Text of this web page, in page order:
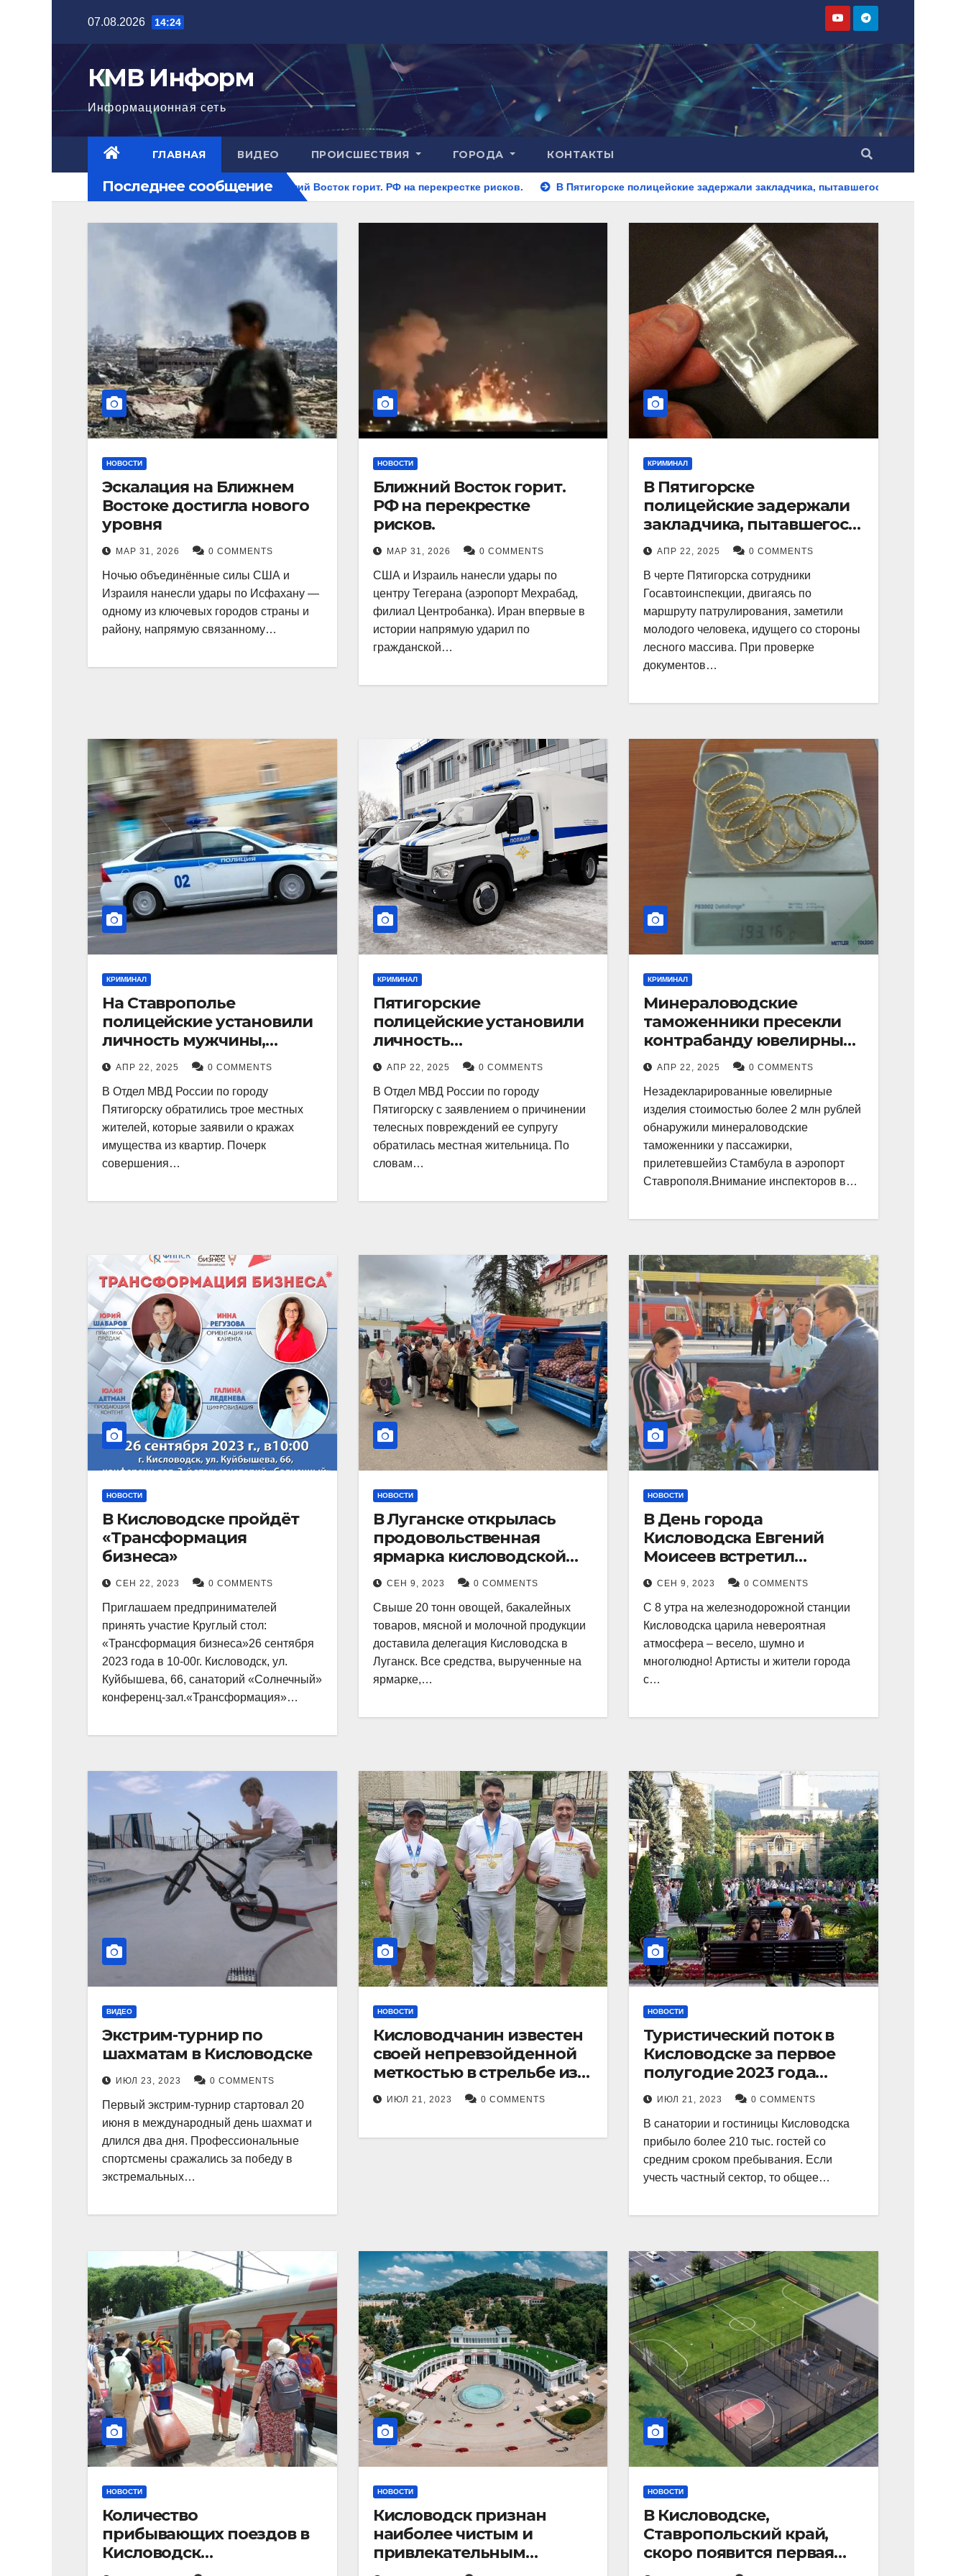
содержимому
07.08.2026 14:24
КМВ Информ
Информационная сеть
ГЛАВНАЯ ВИДЕО ПРОИСШЕСТВИЯ ГОРОДА КОНТАКТЫ
Последнее сообщение
нового уровня Ближний Восток горит. РФ на перекрестке рисков. В Пятигорске полицейские задержали закладчика, пытавшегося сбыть партию синтетического
НОВОСТИ
Эскалация на Ближнем
Востоке достигла нового
уровня
МАР 31, 2026 0 COMMENTS
Ночью объединённые силы США и
Израиля нанесли удары по Исфахану —
одному из ключевых городов страны и
району, напрямую связанному…
НОВОСТИ
Ближний Восток горит.
РФ на перекрестке
рисков.
МАР 31, 2026 0 COMMENTS
США и Израиль нанесли удары по
центру Тегерана (аэропорт Мехрабад,
филиал Центробанка). Иран впервые в
истории напрямую ударил по
гражданской…
КРИМИНАЛ
В Пятигорске
полицейские задержали
закладчика, пытавшегося
сбыть партию
синтетического
наркотика
АПР 22, 2025 0 COMMENTS
В черте Пятигорска сотрудники
Госавтоинспекции, двигаясь по
маршруту патрулирования, заметили
молодого человека, идущего со стороны
лесного массива. При проверке
документов…
КРИМИНАЛ
На Ставрополье
полицейские установили
личность мужчины,
причастного к кражам
имущества из квартир в
Пятигорске
АПР 22, 2025 0 COMMENTS
В Отдел МВД России по городу
Пятигорску обратились трое местных
жителей, которые заявили о кражах
имущества из квартир. Почерк
совершения…
КРИМИНАЛ
Пятигорские
полицейские установили
личность
злоумышленника,
причинившего телесные
повреждения местному
жителю
АПР 22, 2025 0 COMMENTS
В Отдел МВД России по городу
Пятигорску с заявлением о причинении
телесных повреждений ее супругу
обратилась местная жительница. По
словам…
КРИМИНАЛ
Минераловодские
таможенники пресекли
контрабанду ювелирных
изделий на 2 млн рублей
АПР 22, 2025 0 COMMENTS
Незадекларированные ювелирные
изделия стоимостью более 2 млн рублей
обнаружили минераловодские
таможенники у пассажирки,
прилетевшейиз Стамбула в аэропорт
Ставрополя.Внимание инспекторов в…
НОВОСТИ
В Кисловодске пройдёт
«Трансформация
бизнеса»
СЕН 22, 2023 0 COMMENTS
Приглашаем предпринимателей
принять участие Круглый стол:
«Трансформация бизнеса»26 сентября
2023 года в 10-00г. Кисловодск, ул.
Куйбышева, 66, санаторий «Солнечный»
конференц-зал.«Трансформация»…
НОВОСТИ
В Луганске открылась
продовольственная
ярмарка кисловодской
продукции.
СЕН 9, 2023 0 COMMENTS
Свыше 20 тонн овощей, бакалейных
товаров, мясной и молочной продукции
доставила делегация Кисловодска в
Луганск. Все средства, вырученные на
ярмарке,…
НОВОСТИ
В День города
Кисловодска Евгений
Моисеев встретил
прибывший поезд с
туристами.
СЕН 9, 2023 0 COMMENTS
С 8 утра на железнодорожной станции
Кисловодска царила невероятная
атмосфера – весело, шумно и
многолюдно! Артисты и жители города
с…
ВИДЕО
Экстрим-турнир по
шахматам в Кисловодске
ИЮЛ 23, 2023 0 COMMENTS
Первый экстрим-турнир стартовал 20
июня в международный день шахмат и
длился два дня. Профессиональные
спортсмены сражались за победу в
экстремальных…
НОВОСТИ
Кисловодчанин известен
своей непревзойденной
меткостью в стрельбе из
лука, и его успехи
прославили его в
ИЮЛ 21, 2023 0 COMMENTS
НОВОСТИ
Туристический поток в
Кисловодске за первое
полугодие 2023 года
показал рекордный рост в
21 процент.
ИЮЛ 21, 2023 0 COMMENTS
В санатории и гостиницы Кисловодска
прибыло более 210 тыс. гостей со
средним сроком пребывания. Если
учесть частный сектор, то общее…
НОВОСТИ
Количество
прибывающих поездов в
Кисловодск
стремительно
НОВОСТИ
Кисловодск признан
наиболее чистым и
привлекательным
курортным городом в
НОВОСТИ
В Кисловодске,
Ставропольский край,
скоро появится первая
«умная площадка».